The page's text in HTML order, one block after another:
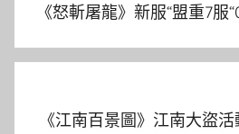
覽
《怒斬屠龍》新服“盟重7服
《江南百景圖》江南大盜